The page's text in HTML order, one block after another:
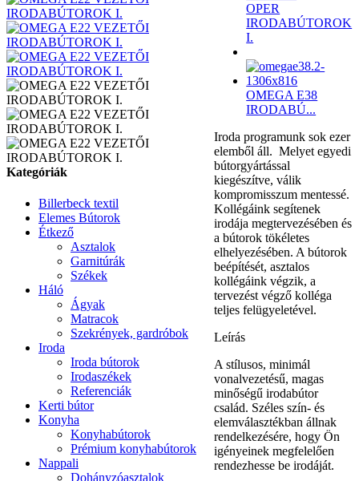
OPER
IRODABÚTOROK
I.
OMEGA E38
IRODABÚ...
Iroda programunk sok ezer
elemből áll. Melyet egyedi
bútorgyártással
kiegészítve, válik
kompromisszum mentessé.
Kollégáink segítenek
irodája megtervezésében és
a bútorok tökéletes
elhelyezésében. A bútorok
beépítését, asztalos
kollégáink végzik, a
tervezést végző kolléga
teljes felügyeletével.
Leírás
A stílusos, minimál
vonalvezetésű, magas
minőségű irodabútor
család. Széles szín- és
elemválasztékban állnak
rendelkezésére, hogy Ön
igényeinek megfelelően
rendezhesse be irodáját.
Kategóriák
Billerbeck textil
Elemes Bútorok
Étkező
Asztalok
Garnitúrák
Székek
Háló
Ágyak
Matracok
Szekrények, gardróbok
Iroda
Iroda bútorok
Irodaszékek
Referenciák
Kerti bútor
Konyha
Konyhabútorok
Prémium konyhabútorok
Nappali
Dohányzóasztalok